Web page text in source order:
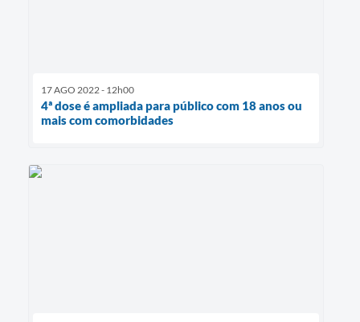
17 AGO 2022 - 12h00
4ª dose é ampliada para público com 18 anos ou
mais com comorbidades